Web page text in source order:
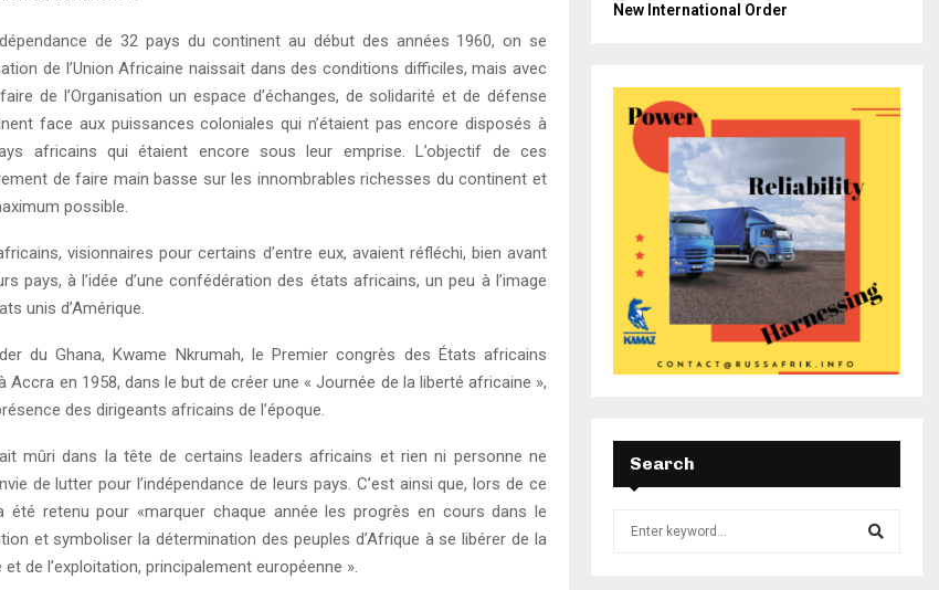
de 32 pays du continent au début des années 1960, on se
de l’Union Africaine naissait dans des conditions difficiles, mais avec
de l’Organisation un espace d’échanges, de solidarité et de défense
face aux puissances coloniales qui n’étaient pas encore disposés à
africains qui étaient encore sous leur emprise. L’objectif de ces
de faire main basse sur les innombrables richesses du continent et
possible.
visionnaires pour certains d’entre eux, avaient réfléchi, bien avant
pays, à l’idée d’une confédération des états africains, un peu à l’image
unis d’Amérique.
du Ghana, Kwame Nkrumah, le Premier congrès des États africains
Accra en 1958, dans le but de créer une « Journée de la liberté africaine »,
des dirigeants africains de l’époque.
mûri dans la tête de certains leaders africains et rien ni personne ne
de lutter pour l’indépendance de leurs pays. C’est ainsi que, lors de ce
été retenu pour «marquer chaque année les progrès en cours dans le
et symboliser la détermination des peuples d’Afrique à se libérer de la
de l’exploitation, principalement européenne ».
New International Order
Search